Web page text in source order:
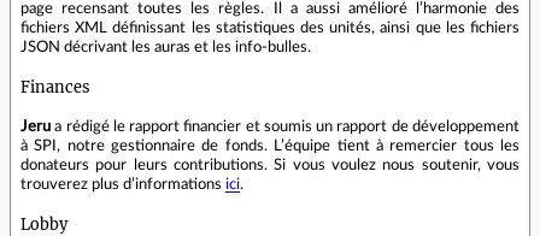
page recensant toutes les règles. Il a aussi amélioré l’harmonie des
fichiers XML définissant les statistiques des unités, ainsi que les fichiers
JSON décrivant les auras et les info‑bulles.
Finances
Jeru a rédigé le rapport financier et soumis un rapport de développement
à SPI, notre gestionnaire de fonds. L’équipe tient à remercier tous les
donateurs pour leurs contributions. Si vous voulez nous soutenir, vous
trouverez plus d’informations ici.
Lobby